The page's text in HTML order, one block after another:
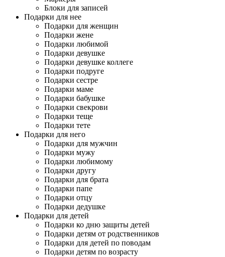
Блоки для записей
Подарки для нее
Подарки для женщин
Подарки жене
Подарки любимой
Подарки девушке
Подарки девушке коллеге
Подарки подруге
Подарки сестре
Подарки маме
Подарки бабушке
Подарки свекрови
Подарки теще
Подарки тете
Подарки для него
Подарки для мужчин
Подарки мужу
Подарки любимому
Подарки другу
Подарки для брата
Подарки папе
Подарки отцу
Подарки дедушке
Подарки для детей
Подарки ко дню защиты детей
Подарки детям от родственников
Подарки для детей по поводам
Подарки детям по возрасту